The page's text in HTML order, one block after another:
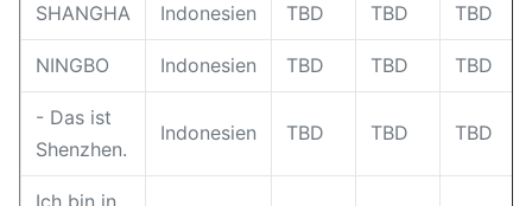
SHANGHA Indonesien TBD TBD TBD
NINGBO Indonesien TBD TBD TBD
- Das ist
Shenzhen.
Indonesien TBD TBD TBD
Ich bin in